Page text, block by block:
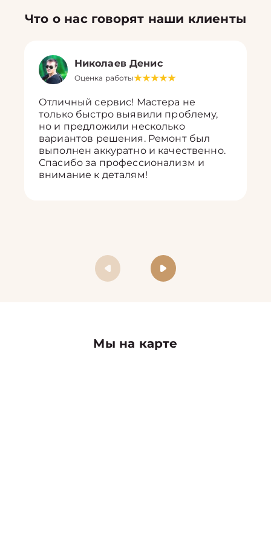
Что о нас говорят наши клиенты
Николаев Денис
Оценка работы
Отличный сервис! Мастера не
только быстро выявили проблему,
но и предложили несколько
вариантов решения. Ремонт был
выполнен аккуратно и качественно.
Спасибо за профессионализм и
внимание к деталям!
Мы на карте